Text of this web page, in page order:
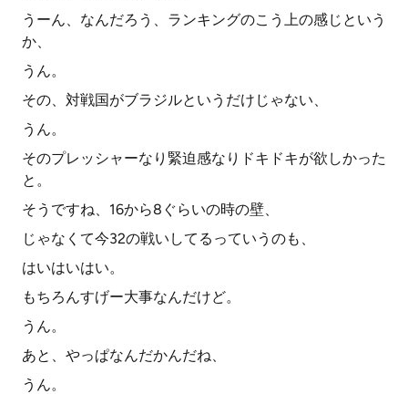
うーん、なんだろう、ランキングのこう上の感じという
か、
うん。
その、対戦国がブラジルというだけじゃない、
うん。
そのプレッシャーなり緊迫感なりドキドキが欲しかった
と。
そうですね、16から8ぐらいの時の壁、
じゃなくて今32の戦いしてるっていうのも、
はいはいはい。
もちろんすげー大事なんだけど。
うん。
あと、やっぱなんだかんだね、
うん。